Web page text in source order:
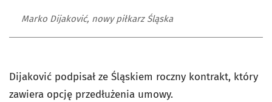
Marko Dijaković, nowy piłkarz Śląska
Dijaković podpisał ze Śląskiem roczny kontrakt, który
zawiera opcję przedłużenia umowy.